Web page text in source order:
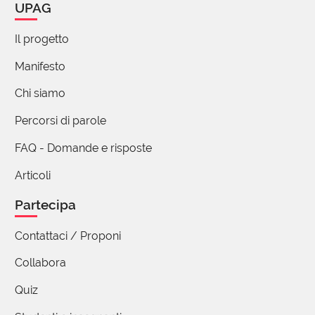
Per dindirindina! Da ragazzino era una delle mie
ricordarlo, quindi sono andato a cercare. L'ho
anche trovato, ma così facendo ho barato...
dunque non lo dirò a nessuno!
Quando vivevo in Perù, in casa nostra c'era un
proprio con l'altisonante nome di patio. Non
era granché, ma era perfetto per scorrazzare
con la maschera di Zorro brandendo una
spada giocattolo. Anche se, più spesso,
fulminanti...
5 reazioni
UPAG
Il progetto
Manifesto
Chi siamo
Percorsi di parole
FAQ - Domande e risposte
Articoli
Partecipa
Contattaci / Proponi
Collabora
Quiz